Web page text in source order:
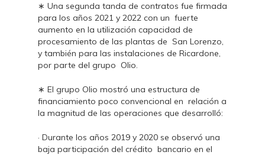
∗ Una segunda tanda de contratos fue firmada
para los años 2021 y 2022 con un fuerte
aumento en la utilización capacidad de
procesamiento de las plantas de San Lorenzo,
y también para las instalaciones de Ricardone,
por parte del grupo Olio.
∗ El grupo Olio mostró una estructura de
financiamiento poco convencional en relación a
la magnitud de las operaciones que desarrolló:
· Durante los años 2019 y 2020 se observó una
baja participación del crédito bancario en el